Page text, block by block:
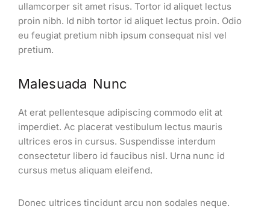
ullamcorper sit amet risus. Tortor id aliquet lectus
proin nibh. Id nibh tortor id aliquet lectus proin. Odio
eu feugiat pretium nibh ipsum consequat nisl vel
pretium.
Malesuada Nunc
At erat pellentesque adipiscing commodo elit at
imperdiet. Ac placerat vestibulum lectus mauris
ultrices eros in cursus. Suspendisse interdum
consectetur libero id faucibus nisl. Urna nunc id
cursus metus aliquam eleifend.
Donec ultrices tincidunt arcu non sodales neque.